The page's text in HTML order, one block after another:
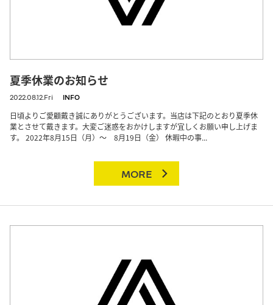
夏季休業のお知らせ
2022.08.12.Fri INFO
日頃よりご愛顧戴き誠にありがとうございます。当店は下記のとおり夏季休
業とさせて戴きます。大変ご迷惑をおかけしますが宜しくお願い申し上げま
す。 2022年8月15日（月）～ 8月19日（金） 休暇中の事...
MORE